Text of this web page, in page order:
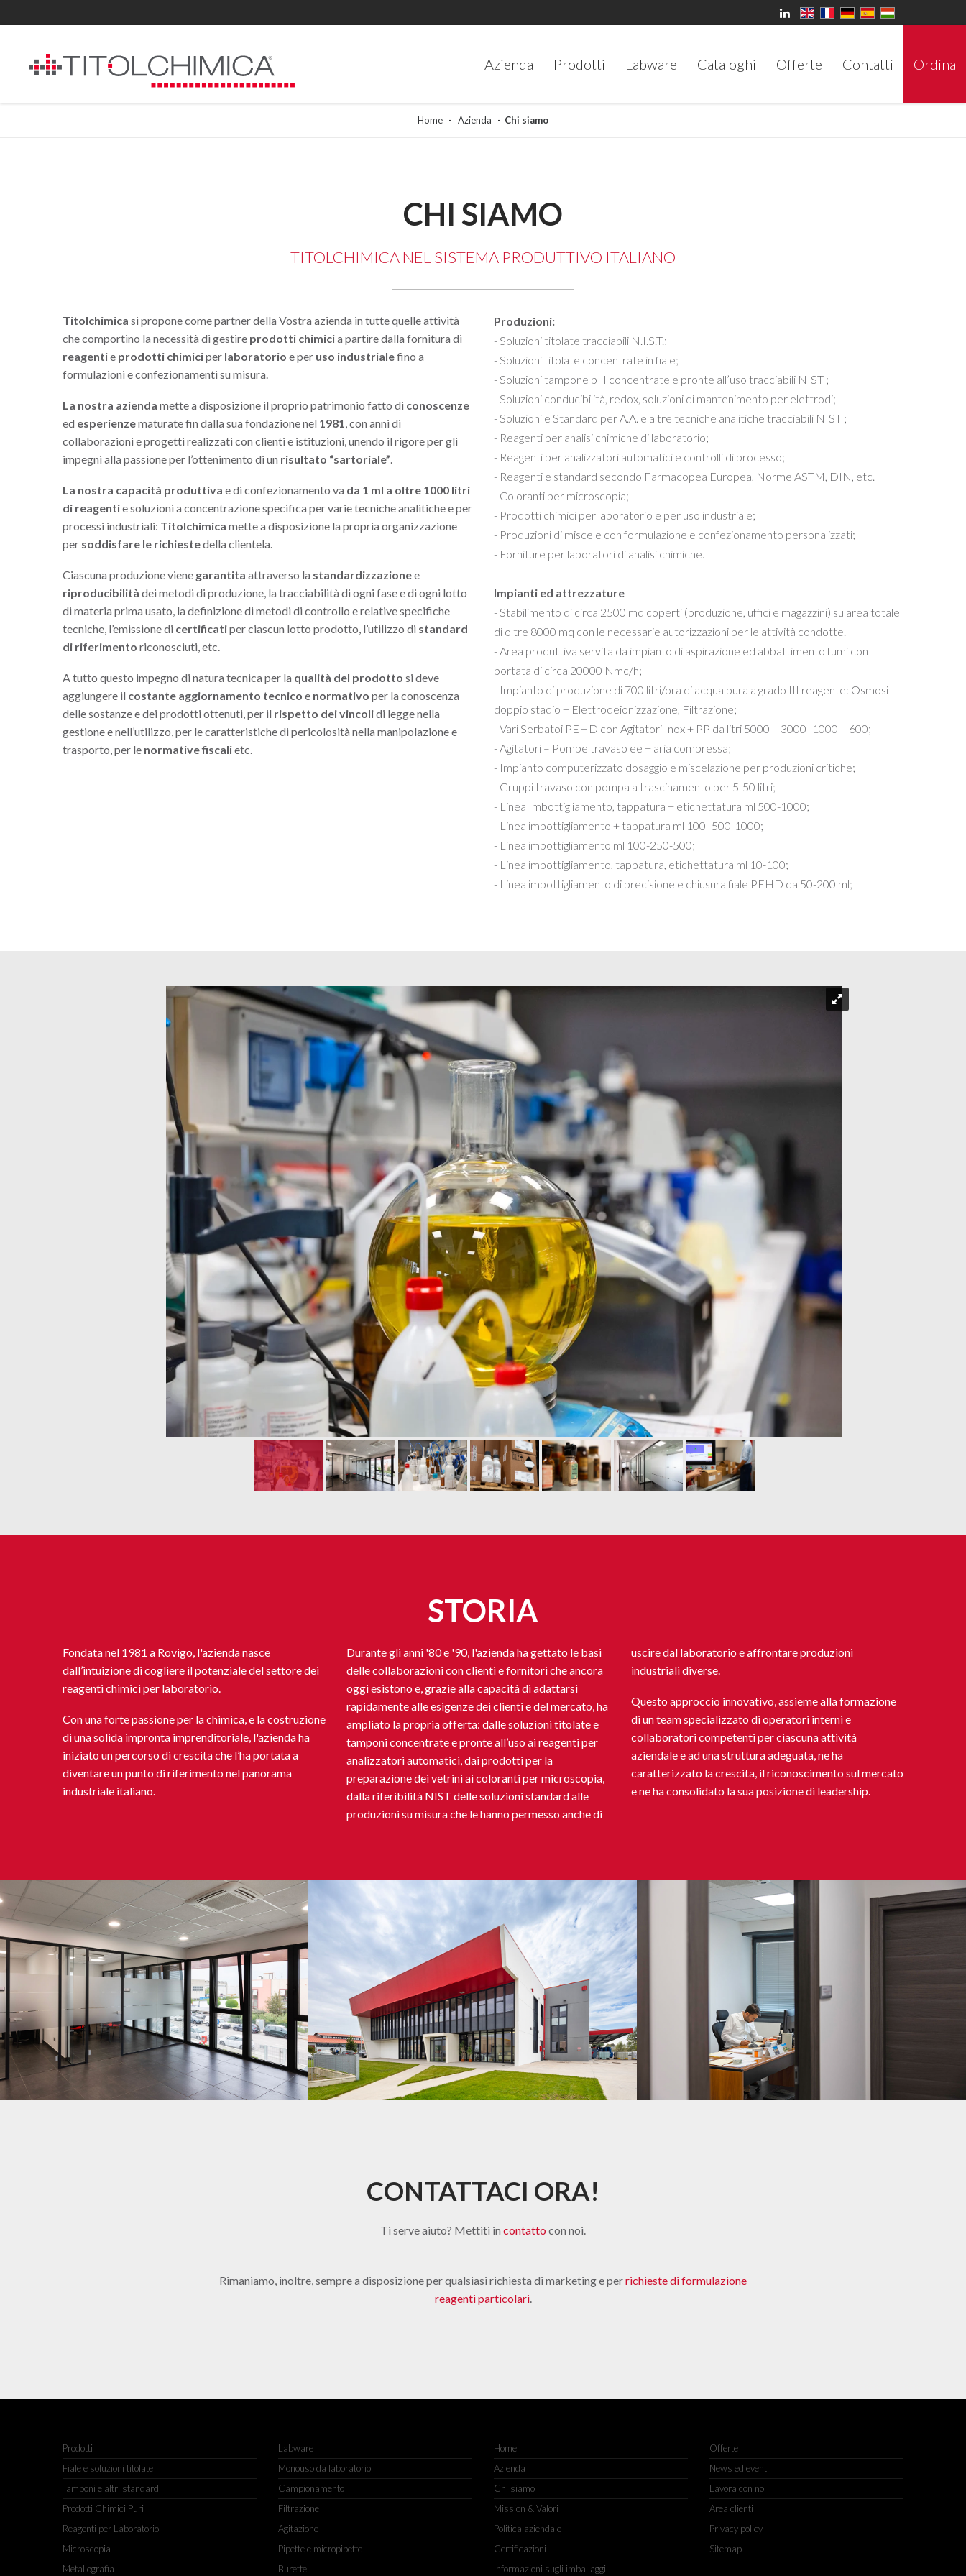
Azienda Prodotti Labware Cataloghi Offerte Contatti Ordina
Home Azienda Chi siamo
CHI SIAMO
TITOLCHIMICA NEL SISTEMA PRODUTTIVO ITALIANO
Titolchimica si propone come partner della Vostra azienda in tutte quelle attività
che comportino la necessità di gestire prodotti chimicia partire dalla fornitura di
reagentie prodotti chimiciper laboratorio e per uso industrialefino a
formulazioni e confezionamenti su misura.
La nostra azienda mette a disposizione il proprio patrimonio fatto di conoscenze
ed esperienzematurate fin dalla sua fondazione nel 1981, con anni di
collaborazioni e progetti realizzati con clienti e istituzioni, unendo il rigore per gli
impegni alla passione per l’ottenimento di un risultato “sartoriale”.
La nostra capacità produttiva e di confezionamento va da 1 ml a oltre 1000 litri
di reagentie soluzioni a concentrazione specifica per varie tecniche analitiche e per
processi industriali: Titolchimica mette a disposizione la propria organizzazione
per soddisfare le richiestedella clientela.
Ciascuna produzione viene garantita attraverso la standardizzazionee
riproducibilità dei metodi di produzione, la tracciabilità di ogni fase e di ogni lotto
di materia prima usato, la definizione di metodi di controllo e relative specifiche
tecniche, l’emissione di certificatiper ciascun lotto prodotto, l’utilizzo di standard
di riferimento riconosciuti, etc.
A tutto questo impegno di natura tecnica per la qualità del prodotto si deve
aggiungere il costante aggiornamento tecnico e normativo per la conoscenza
delle sostanze e dei prodotti ottenuti, per il rispetto dei vincolidi legge nella
gestione e nell’utilizzo, per le caratteristiche di pericolosità nella manipolazione e
trasporto, per le normative fiscalietc.
Produzioni:
- Soluzioni titolate tracciabili N.I.S.T.;
- Soluzioni titolate concentrate in fiale;
- Soluzioni tampone pH concentrate e pronte all’uso tracciabili NIST ;
- Soluzioni conducibilità, redox, soluzioni di mantenimento per elettrodi;
- Soluzioni e Standard per A.A. e altre tecniche analitiche tracciabili NIST ;
- Reagenti per analisi chimiche di laboratorio;
- Reagenti per analizzatori automatici e controlli di processo;
- Reagenti e standard secondo Farmacopea Europea, Norme ASTM, DIN, etc.
- Coloranti per microscopia;
- Prodotti chimici per laboratorio e per uso industriale;
- Produzioni di miscele con formulazione e confezionamento personalizzati;
- Forniture per laboratori di analisi chimiche.
Impianti ed attrezzature
- Stabilimento di circa 2500 mq coperti (produzione, uffici e magazzini) su area totale
di oltre 8000 mq con le necessarie autorizzazioni per le attività condotte.
- Area produttiva servita da impianto di aspirazione ed abbattimento fumi con
portata di circa 20000 Nmc/h;
- Impianto di produzione di 700 litri/ora di acqua pura a grado III reagente: Osmosi
doppio stadio + Elettrodeionizzazione, Filtrazione;
- Vari Serbatoi PEHD con Agitatori Inox + PP da litri 5000 – 3000- 1000 – 600;
- Agitatori – Pompe travaso ee + aria compressa;
- Impianto computerizzato dosaggio e miscelazione per produzioni critiche;
- Gruppi travaso con pompa a trascinamento per 5-50 litri;
- Linea Imbottigliamento, tappatura + etichettatura ml 500-1000;
- Linea imbottigliamento + tappatura ml 100- 500-1000;
- Linea imbottigliamento ml 100-250-500;
- Linea imbottigliamento, tappatura, etichettatura ml 10-100;
- Linea imbottigliamento di precisione e chiusura fiale PEHD da 50-200 ml;
STORIA
Fondata nel 1981 a Rovigo, l'azienda nasce
dall’intuizione di cogliere il potenziale del settore dei
reagenti chimici per laboratorio.
Con una forte passione per la chimica, e la costruzione
di una solida impronta imprenditoriale, l'azienda ha
iniziato un percorso di crescita che l’ha portata a
diventare un punto di riferimento nel panorama
industriale italiano.
Durante gli anni '80 e '90, l'azienda ha gettato le basi
delle collaborazioni con clienti e fornitori che ancora
oggi esistono e, grazie alla capacità di adattarsi
rapidamente alle esigenze dei clienti e del mercato, ha
ampliato la propria offerta: dalle soluzioni titolate e
tamponi concentrate e pronte all’uso ai reagenti per
analizzatori automatici, dai prodotti per la
preparazione dei vetrini ai coloranti per microscopia,
dalla riferibilità NIST delle soluzioni standard alle
produzioni su misura che le hanno permesso anche di
uscire dal laboratorio e affrontare produzioni
industriali diverse.
Questo approccio innovativo, assieme alla formazione
di un team specializzato di operatori interni e
collaboratori competenti per ciascuna attività
aziendale e ad una struttura adeguata, ne ha
caratterizzato la crescita, il riconoscimento sul mercato
e ne ha consolidato la sua posizione di leadership.
CONTATTACI ORA!
Ti serve aiuto? Mettiti in contatto con noi.
Rimaniamo, inoltre, sempre a disposizione per qualsiasi richiesta di marketing e perrichieste di formulazione
reagenti particolari.
Prodotti
Fiale e soluzioni titolate
Tamponi e altri standard
Prodotti Chimici Puri
Reagenti per Laboratorio
Microscopia
Metallografia
Labware
Monouso da laboratorio
Campionamento
Filtrazione
Agitazione
Pipette e micropipette
Burette
Home
Azienda
Chi siamo
Mission & Valori
Politica aziendale
Certificazioni
Informazioni sugli imballaggi
Offerte
News ed eventi
Lavora con noi
Area clienti
Privacy policy
Sitemap